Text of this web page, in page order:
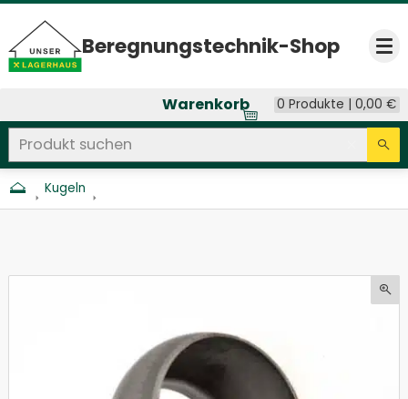
Beregnungs­technik-Shop
Warenkorb 0 Produkte |0,00€
Seitenweite Suche
Produkt suchen
Kugeln